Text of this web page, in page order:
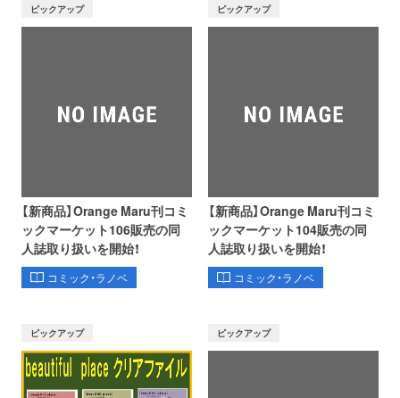
ピックアップ
【新商品】Orange Maru刊コミ
ックマーケット106販売の同
人誌取り扱いを開始！
コミック・ラノベ
ピックアップ
【新商品】Orange Maru刊コミ
ックマーケット104販売の同
人誌取り扱いを開始！
コミック・ラノベ
ピックアップ ピックアップ